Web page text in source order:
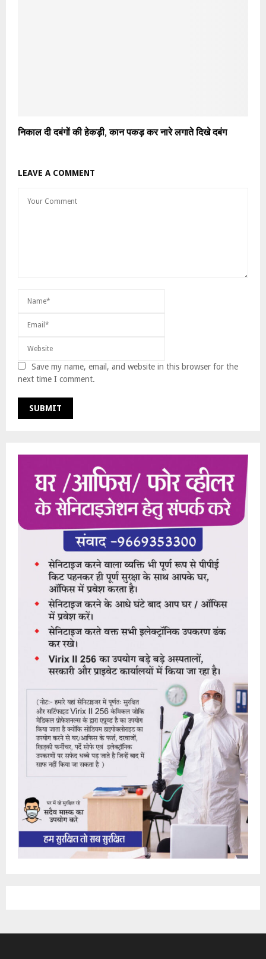
निकाल दी दबंगों की हेकड़ी, कान पकड़ कर नारे लगाते दिखे दबंग
LEAVE A COMMENT
Save my name, email, and website in this browser for the
next time I comment.